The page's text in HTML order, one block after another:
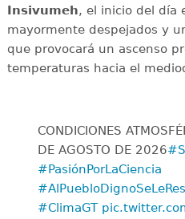
Insivumeh, el inicio del día
mayormente despejados y
que provocará un ascenso
temperaturas hacia el
CONDICIONES
DE AGOSTO DE 2026
#PasiónPorLaCiencia
#ClimaGT